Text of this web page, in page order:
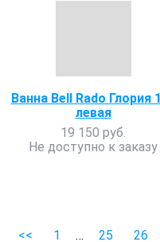
Ванна Bell Rado Глория
левая
19 150 руб.
Не доступно к заказу
<< 1 … 25 26